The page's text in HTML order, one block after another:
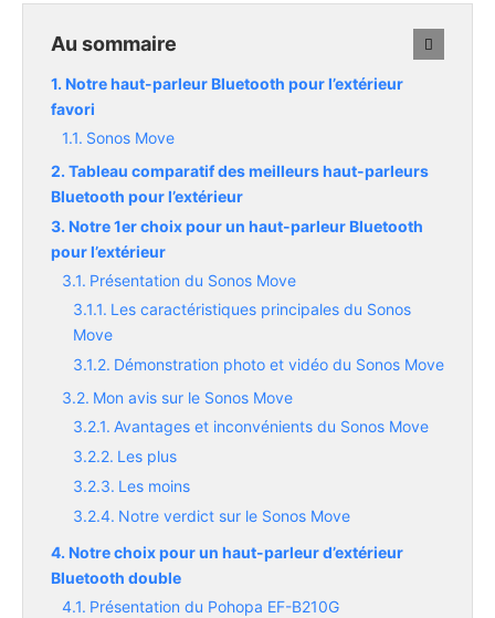
Au sommaire
Notre haut-parleur Bluetooth pour l’extérieur
favori
Sonos Move
Tableau comparatif des meilleurs haut-parleurs
Bluetooth pour l’extérieur
Notre 1er choix pour un haut-parleur Bluetooth
pour l’extérieur
Présentation du Sonos Move
Les caractéristiques principales du Sonos
Move
Démonstration photo et vidéo du Sonos Move
Mon avis sur le Sonos Move
Avantages et inconvénients du Sonos Move
Les plus
Les moins
Notre verdict sur le Sonos Move
Notre choix pour un haut-parleur d’extérieur
Bluetooth double
Présentation du Pohopa EF-B210G